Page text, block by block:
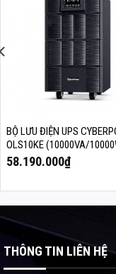
BỘ LƯU ĐIỆN UPS
OLS10KE (10000VA/
58.190.000₫
THÔNG TIN LIÊN HỆ